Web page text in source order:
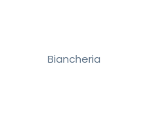
Biancheria